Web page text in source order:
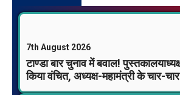
7th August 2026
टाण्डा बार चुनाव में बवाल!
किया वंचित, अध्यक्ष-महामंत्री के चार-